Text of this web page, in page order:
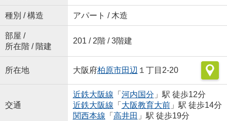
種別 / 構造 アパート / 木造
部屋 /
所在階 / 階建
201 / 2階 / 3階建
所在地 大阪府柏原市田辺 １丁目2-20
交通
近鉄大阪線 「 河内国分 」駅 徒歩12分
近鉄大阪線 「 大阪教育大前」駅 徒歩14分
関西本線 「 高井田 」駅 徒歩19分